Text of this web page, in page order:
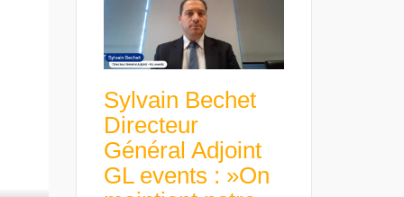
Sylvain Bechet
Directeur
Général Adjoint
GL events : »On